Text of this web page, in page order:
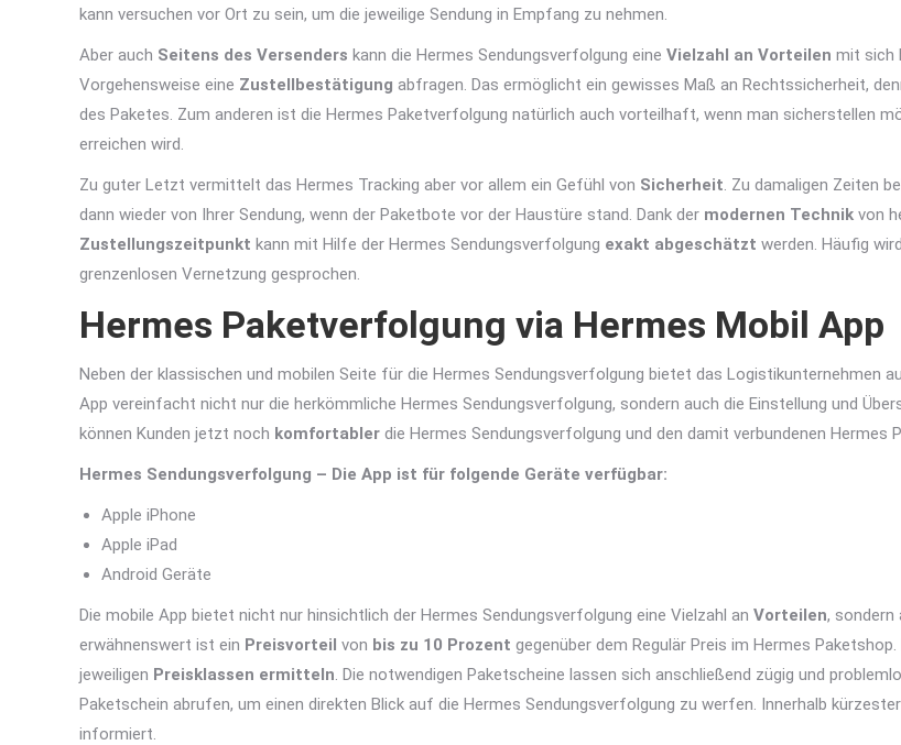
kann versuchen vor Ort zu sein, um die jeweilige Sendung in Empfang zu nehmen.
Aber auch Seitens des Versenders kann die Hermes Sendungsverfolgung eine Vielzahl an Vorteilen mit sich
Vorgehensweise eine Zustellbestätigung abfragen. Das ermöglicht ein gewisses Maß an Rechtssicherheit,
des Paketes. Zum anderen ist die Hermes Paketverfolgung natürlich auch vorteilhaft, wenn man sicherstellen
erreichen wird.
Zu guter Letzt vermittelt das Hermes Tracking aber vor allem ein Gefühl von Sicherheit. Zu damaligen Zeiten
dann wieder von Ihrer Sendung, wenn der Paketbote vor der Haustüre stand. Dank der modernen Technik von
Zustellungszeitpunkt kann mit Hilfe der Hermes Sendungsverfolgung exakt abgeschätzt werden. Häufig
grenzenlosen Vernetzung gesprochen.
Hermes Paketverfolgung via Hermes Mobil App
Neben der klassischen und mobilen Seite für die Hermes Sendungsverfolgung bietet das Logistikunternehmen
App vereinfacht nicht nur die herkömmliche Hermes Sendungsverfolgung, sondern auch die Einstellung und
können Kunden jetzt noch komfortabler die Hermes Sendungsverfolgung und den damit verbundenen Hermes
Hermes Sendungsverfolgung – Die App ist für folgende Geräte verfügbar:
Apple iPhone
Apple iPad
Android Geräte
Die mobile App bietet nicht nur hinsichtlich der Hermes Sendungsverfolgung eine Vielzahl an Vorteilen, sondern
erwähnenswert ist ein Preisvorteil von bis zu 10 Prozent gegenüber dem Regulär Preis im Hermes
jeweiligen Preisklassen ermitteln. Die notwendigen Paketscheine lassen sich anschließend zügig und
Paketschein abrufen, um einen direkten Blick auf die Hermes Sendungsverfolgung zu werfen. Innerhalb
informiert.